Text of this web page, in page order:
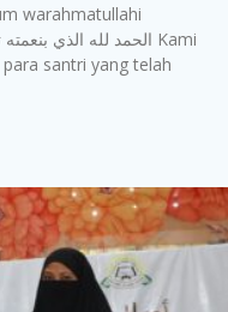
warahmatullahi
santri yang telah